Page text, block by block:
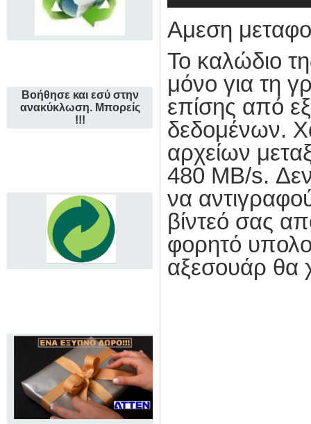
Αμεση
Το καλώδιο
μόνο για τη
επίσης από
δεδομένων.
αρχείων
480 MB/s.
να
βίντεό σας
φορητό
αξεσουάρ θα
Βοήθησε και εσύ στην
ανακύκλωση. Μπορείς
!!!